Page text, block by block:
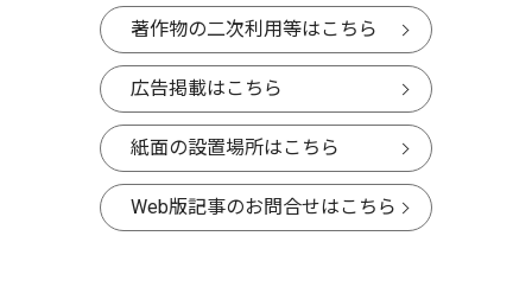
著作物の二次利用等はこちら
広告掲載はこちら
紙面の設置場所はこちら
Web版記事のお問合せはこちら